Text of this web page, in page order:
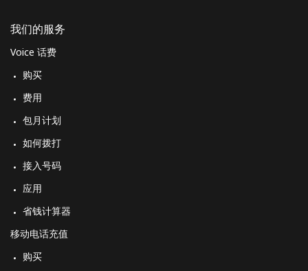
我们的服务
Voice 话费
购买
费用
包月计划
如何拨打
接入号码
应用
省钱计算器
移动电话充值
购买